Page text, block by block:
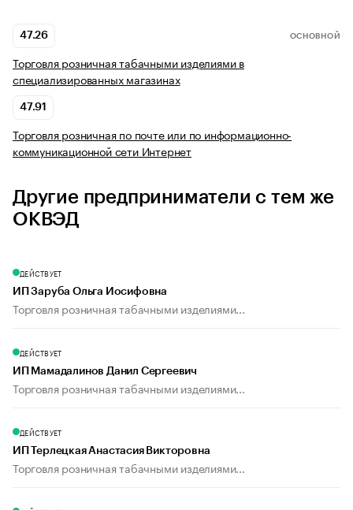
47.26 ОСНОВНОЙ
Торговля розничная табачными изделиями в
специализированных магазинах
47.91
Торговля розничная по почте или по информационно-
коммуникационной сети Интернет
Другие предприниматели с тем же
ОКВЭД
ДЕЙСТВУЕТ
ИП Заруба Ольга Иосифовна
Торговля розничная табачными изделиями...
ДЕЙСТВУЕТ
ИП Мамадалинов Данил Сергеевич
Торговля розничная табачными изделиями...
ДЕЙСТВУЕТ
ИП Терлецкая Анастасия Викторовна
Торговля розничная табачными изделиями...